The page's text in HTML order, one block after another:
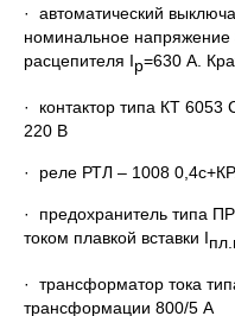
· автоматический
номинальное
расцепителя Iр=630 А.
· контактор типа КТ
220 В
· реле РТЛ – 1008
· предохранитель типа
током плавкой вставки I
· трансформатор тока
трансформации 800/5 А